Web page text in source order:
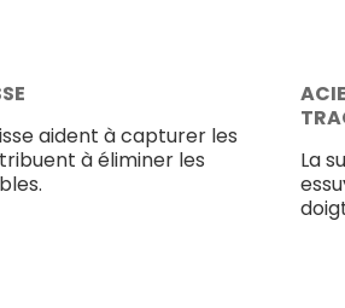
aident à capturer les
à éliminer les
La